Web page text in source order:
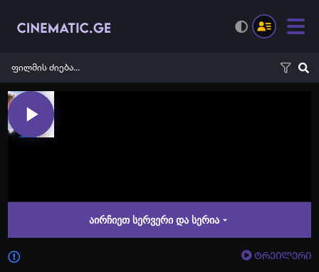
აირჩიეთ სერვერი და სერია
ტრეილერი